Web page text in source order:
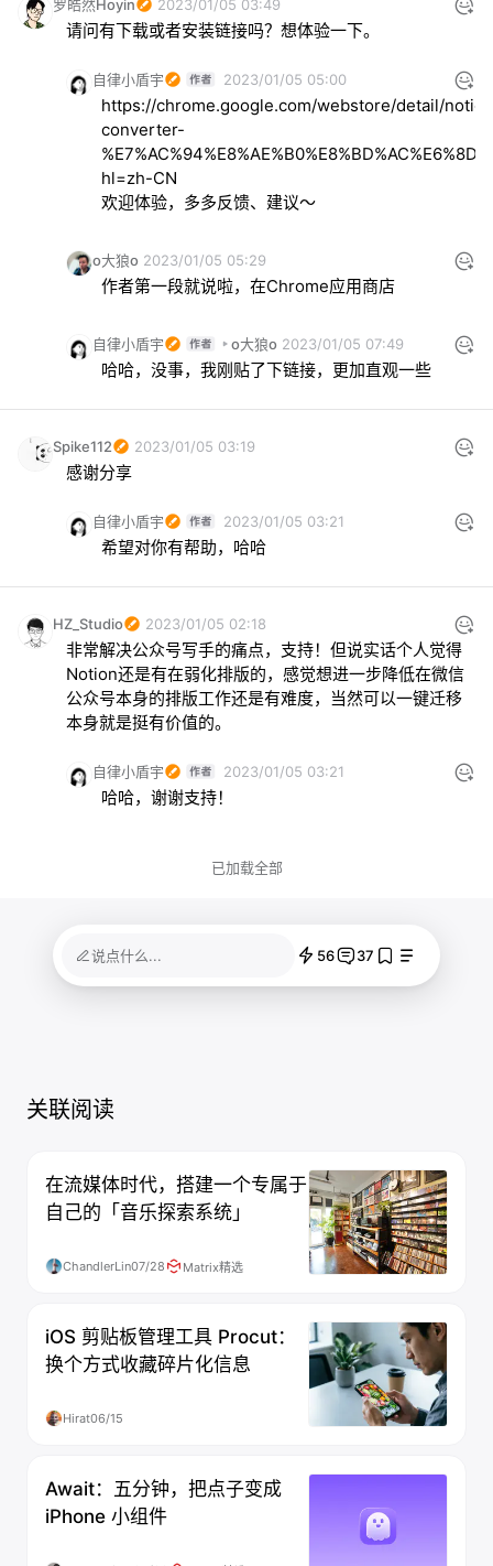
罗皓然Hoyin 2023/01/05 03:49
请问有下载或者安装链接吗？想体验一下。
自律小盾宇 2023/01/05 05:00
https://chrome.google.com/webstore/detail/
converter-
hl=zh-CN
欢迎体验，多多反馈、建议～
o大狼o 2023/01/05 05:29
作者第一段就说啦，在Chrome应用商店
自律小盾宇 o大狼o 2023/01/05 07:49
哈哈，没事，我刚贴了下链接，更加直观一些
Spike112 2023/01/05 03:19
感谢分享
自律小盾宇 2023/01/05 03:21
希望对你有帮助，哈哈
HZ_Studio 2023/01/05 02:18
非常解决公众号写手的痛点，支持！但说实话个人觉得
Notion还是有在弱化排版的，感觉想进一步降低在微信
公众号本身的排版工作还是有难度，当然可以一键迁移
本身就是挺有价值的。
自律小盾宇 2023/01/05 03:21
哈哈，谢谢支持！
已加载全部
说点什么... 56 37
关联阅读
在流媒体时代，搭建一个专属于
自己的「音乐探索系统」
ChandlerLin07/28 Matrix精选
iOS 剪贴板管理工具 Procut：
换个方式收藏碎片化信息
Hirat06/15
Await：五分钟，把点子变成
iPhone 小组件